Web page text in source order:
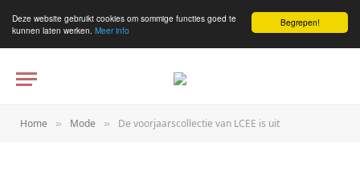
Begrepen!
Deze website gebruikt cookies om sommige functies goed te
kunnen laten werken. Meer info
Home » Mode » De voorjaarscollectie van LCEE is uit